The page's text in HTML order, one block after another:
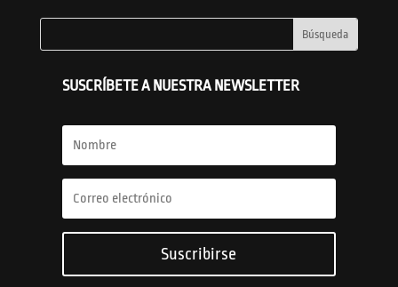
SUSCRÍBETE A NUESTRA NEWSLETTER
Suscribirse